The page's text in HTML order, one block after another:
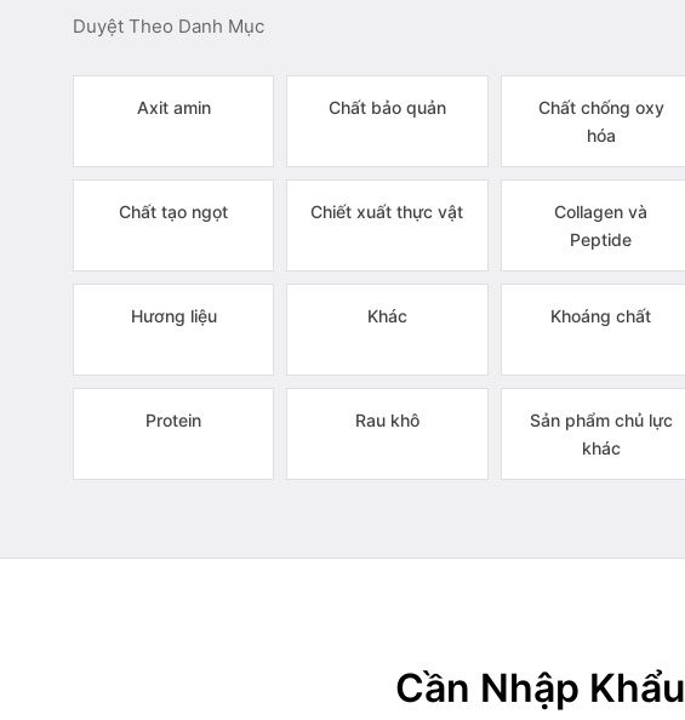
Duyệt Theo Danh Mục
Axit amin Chất bảo quản
Chất chống oxy
hóa
Chất tạo ngọt Chiết xuất thực vật
Collagen và
Peptide
Hương liệu Khác Khoáng chất
Protein Rau khô
Sản phẩm chủ lực
khác
Cần Nhập